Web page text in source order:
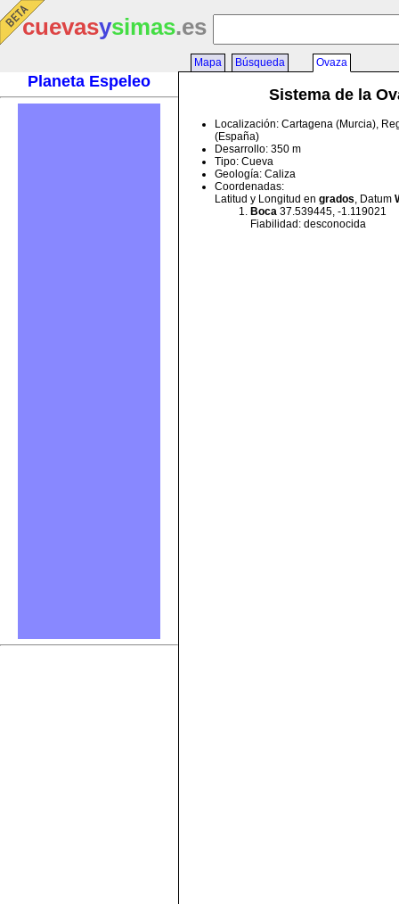
cuevasysimas.es
Planeta Espeleo
Mapa Búsqueda Ovaza
Sistema de la
Localización: Cartagena (Murcia),
(España)
Desarrollo: 350 m
Tipo: Cueva
Geología: Caliza
Coordenadas:
Latitud y Longitud en grados, Datum
Boca 37.539445, -1.119021
Fiabilidad: desconocida